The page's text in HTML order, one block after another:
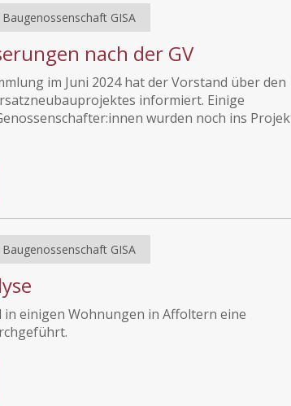
Baugenossenschaft GISA
nach der GV
im Juni 2024 hat der Vorstand über den
informiert. Einige
wurden noch ins
Baugenossenschaft GISA
einigen Wohnungen in Affoltern eine